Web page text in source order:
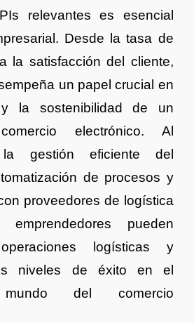
relevantes es esencial
Desde la tasa de
la satisfacción del cliente,
un papel crucial en
y la sostenibilidad de un
electrónico. Al
gestión eficiente del
de procesos y
proveedores de logística
emprendedores pueden
logísticas y
niveles de éxito en el
mundo del comercio